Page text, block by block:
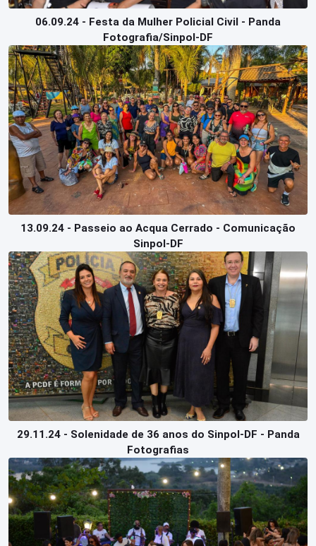
06.09.24 - Festa da Mulher Policial Civil - Panda
Fotografia/Sinpol-DF
13.09.24 - Passeio ao Acqua Cerrado - Comunicação
Sinpol-DF
29.11.24 - Solenidade de 36 anos do Sinpol-DF - Panda
Fotografias